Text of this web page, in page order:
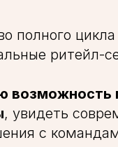
полного
ритейл-
возможность
, увидеть
с